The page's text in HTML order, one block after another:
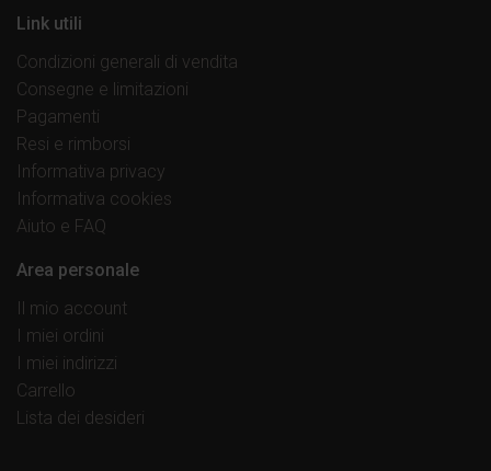
Link utili
Condizioni generali di vendita
Consegne e limitazioni
Pagamenti
Resi e rimborsi
Informativa privacy
Informativa cookies
Aiuto e FAQ
Area personale
Il mio account
I miei ordini
I miei indirizzi
Carrello
Lista dei desideri